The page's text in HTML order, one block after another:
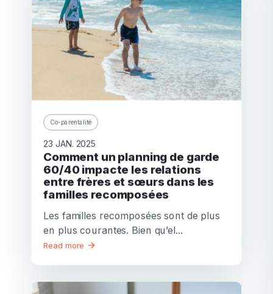
Co-parentalité
23 JAN. 2025
Comment un planning de garde
60/40 impacte les relations
entre frères et sœurs dans les
familles recomposées
Les familles recomposées sont de plus
en plus courantes. Bien qu’el...
Read more